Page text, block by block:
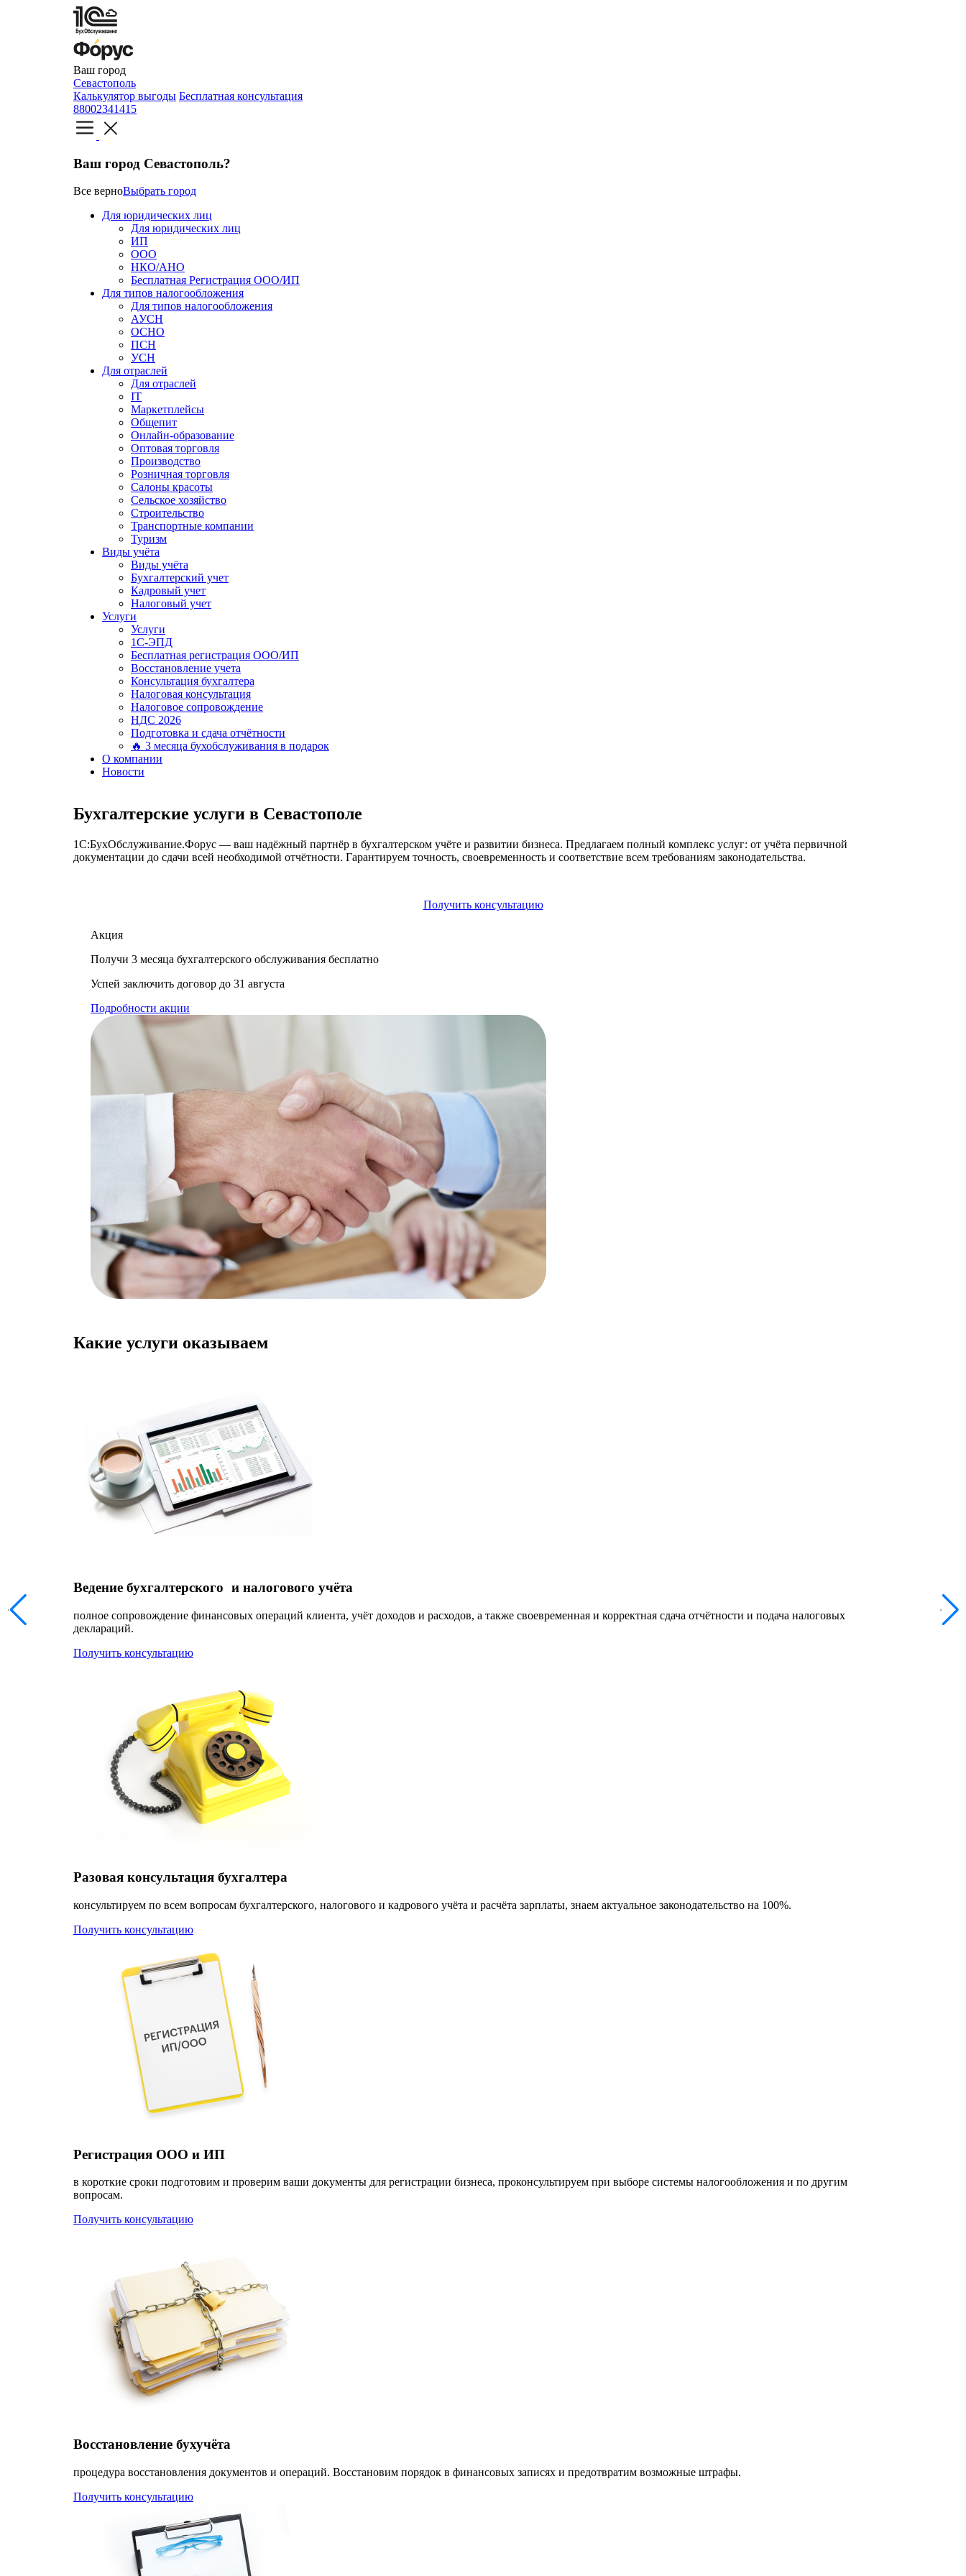
Ваш город
Севастополь
Калькулятор выгоды Бесплатная консультация
88002341415
Ваш город Севастополь?
Все верноВыбрать город
Для юридических лиц
Для юридических лиц
ИП
ООО
НКО/АНО
Бесплатная Регистрация ООО/ИП
Для типов налогообложения
Для типов налогообложения
АУСН
ОСНО
ПСН
УСН
Для отраслей
Для отраслей
IT
Маркетплейсы
Общепит
Онлайн-образование
Оптовая торговля
Производство
Розничная торговля
Салоны красоты
Сельское хозяйство
Строительство
Транспортные компании
Туризм
Виды учёта
Виды учёта
Бухгалтерский учет
Кадровый учет
Налоговый учет
Услуги
Услуги
1С-ЭПД
Бесплатная регистрация ООО/ИП
Восстановление учета
Консультация бухгалтера
Налоговая консультация
Налоговое сопровождение
НДС 2026
Подготовка и сдача отчётности
🔥 3 месяца бухобслуживания в подарок
О компании
Новости
Бухгалтерские услуги в Севастополе
1С:БухОбслуживание.Форус — ваш надёжный партнёр в бухгалтерском учёте и развитии бизнеса. Предлагаем полный комплекс услуг: от учёта первичной
документации до сдачи всей необходимой отчётности. Гарантируем точность, своевременность и соответствие всем требованиям законодательства.
Получить консультацию
Акция
Получи 3 месяца бухгалтерского обслуживания бесплатно
Успей заключить договор до 31 августа
Подробности акции
Какие услуги оказываем
Ведение бухгалтерского и налогового учёта
полное сопровождение финансовых операций клиента, учёт доходов и расходов, а также своевременная и корректная сдача отчётности и подача налоговых
деклараций.
Получить консультацию
Разовая консультация бухгалтера
консультируем по всем вопросам бухгалтерского, налогового и кадрового учёта и расчёта зарплаты, знаем актуальное законодательство на 100%.
Получить консультацию
Регистрация ООО и ИП
в короткие сроки подготовим и проверим ваши документы для регистрации бизнеса, проконсультируем при выборе системы налогообложения и по другим
вопросам.
Получить консультацию
Восстановление бухучёта
процедура восстановления документов и операций. Восстановим порядок в финансовых записях и предотвратим возможные штрафы.
Получить консультацию